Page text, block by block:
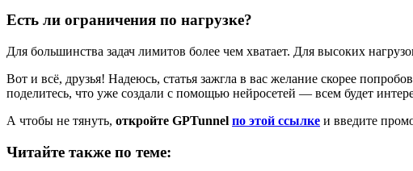
Есть ли ограничения по нагрузке?
Для большинства задач лимитов более чем хватает. Для высоких
Вот и всё, друзья! Надеюсь, статья зажгла в вас желание скорее
поделитесь, что уже создали с помощью нейросетей — всем будет
А чтобы не тянуть, откройте GPTunnel по этой ссылке и введите
Читайте также по теме: